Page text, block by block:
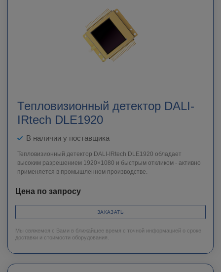
Тепловизионный детектор DALI-
IRtech DLE1920
В наличии у поставщика
Тепловизионный детектор DALI-IRtech DLE1920 обладает
высоким разрешением 1920×1080 и быстрым откликом - активно
применяется в промышленном производстве.
Цена по запросу
ЗАКАЗАТЬ
Мы свяжемся с Вами в ближайшее время с точной информацией о сроке
доставки и стоимости оборудования.